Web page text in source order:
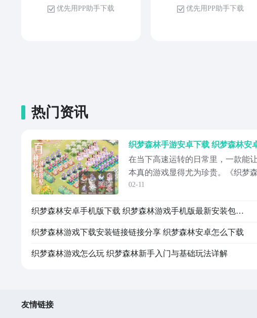
优 先 用 P P 助 手 下 载 优 先 用 P P 助 手 下 载
热门资讯
织梦森林手游安卓下载 织梦森林安
在当下高速运转的日常里，一款能
本真的游戏显得尤为珍贵。《织梦
节奏治愈”为核心理念的田园模拟经
对抗，不必追赶版本更新，只需轻
栖居之旅
02-11
织梦森林安卓手机版下载 织梦森林游戏手机版最新安装包获取方式
织梦森林游戏下载安装链接链接分享 织梦森林安卓怎么下载
织梦森林游戏怎么玩 织梦森林新手入门与基础玩法详解
友情链接